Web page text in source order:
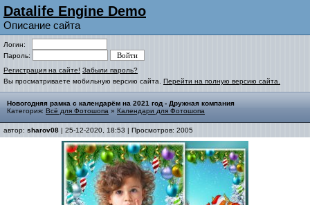
Datalife Engine Demo
Описание сайта
Логин:
Пароль:
Регистрация на сайте! Забыли пароль?
Вы просматриваете мобильную версию сайта. Перейти на полную версию сайта.
Новогодняя рамка с календарём на 2021 год - Дружная компания
Категория: Всё для Фотошопа » Календари для Фотошопа
автор: sharov08 | 25-12-2020, 18:53 | Просмотров: 2005